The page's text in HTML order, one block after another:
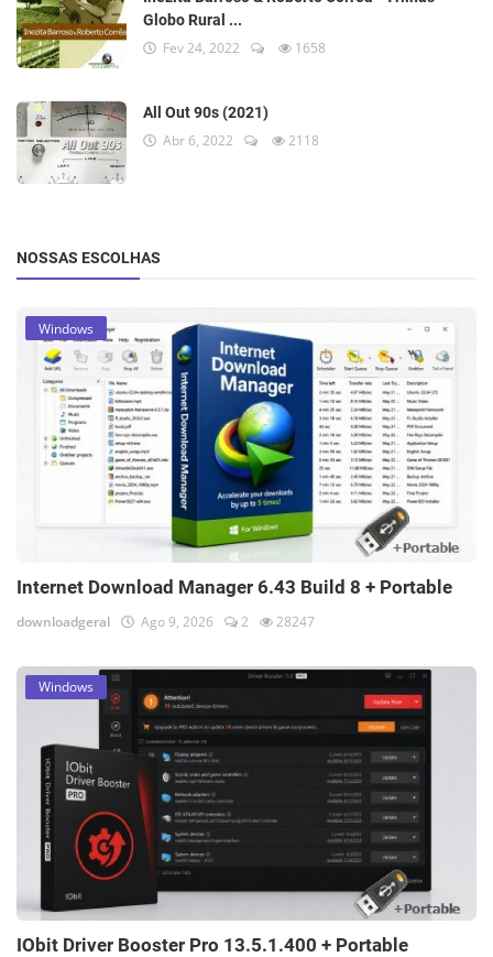
Globo Rural ...
Fev 24, 2022 1658
All Out 90s (2021)
Abr 6, 2022 2118
NOSSAS ESCOLHAS
Windows
Internet Download Manager 6.43 Build 8 + Portable
downloadgeral Ago 9, 2026 2 28247
Windows
IObit Driver Booster Pro 13.5.1.400 + Portable